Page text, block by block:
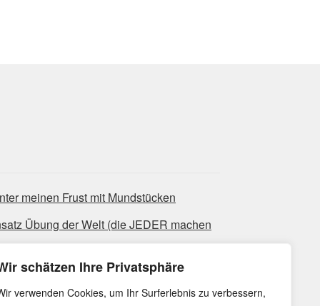
schätzen Ihre Privatsphäre
verwenden Cookies, um Ihr Surferlebnis zu verbessern,
meinen Frust mit Mundstücken
Übung der Welt (die JEDER machen
Licks, die super bluesig klingen